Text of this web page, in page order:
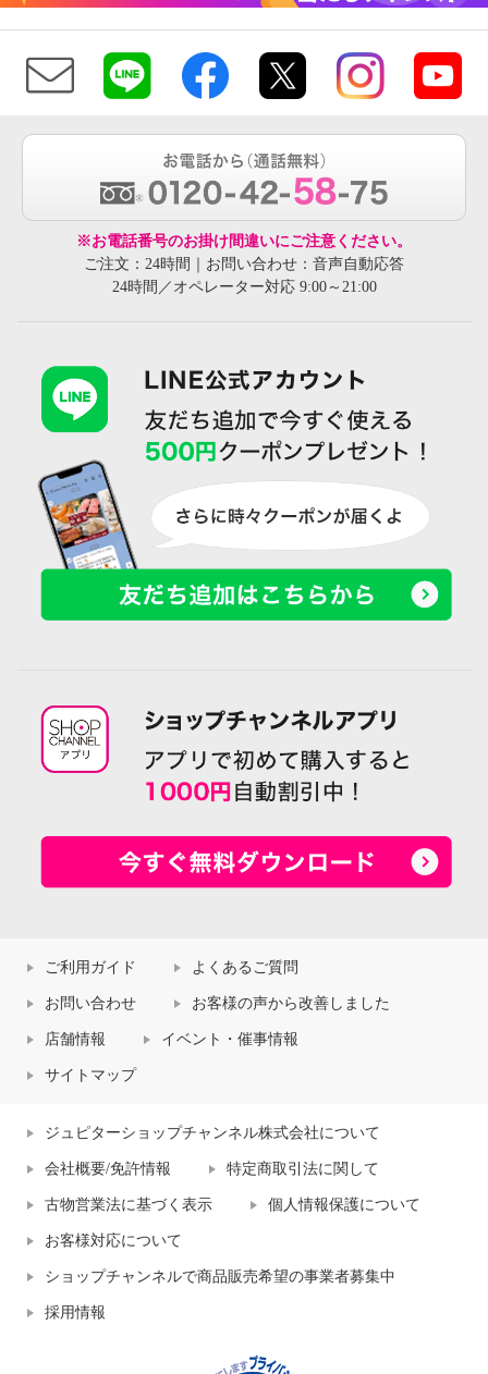
※お電話番号のお掛け間違いにご注意ください。
ご注文：24時間｜お問い合わせ：音声自動応答
24時間／オペレーター対応 9:00～21:00
ご利用ガイド よくあるご質問
お問い合わせ お客様の声から改善しました
店舗情報 イベント・催事情報
サイトマップ
ジュピターショップチャンネル株式会社について
会社概要/免許情報 特定商取引法に関して
古物営業法に基づく表示 個人情報保護について
お客様対応について
ショップチャンネルで商品販売希望の事業者募集中
採用情報